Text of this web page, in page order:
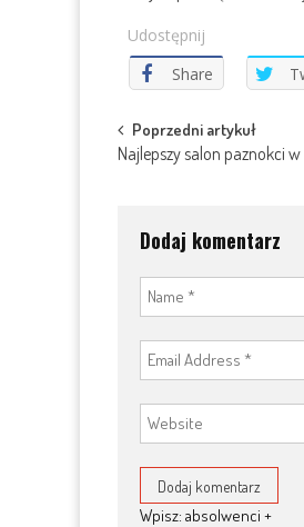
Udostępnij
Share
Post
navigation
Poprzedni artykuł
Najlepszy salon paznokci
Dodaj komentarz
Wpisz: absolwenci +